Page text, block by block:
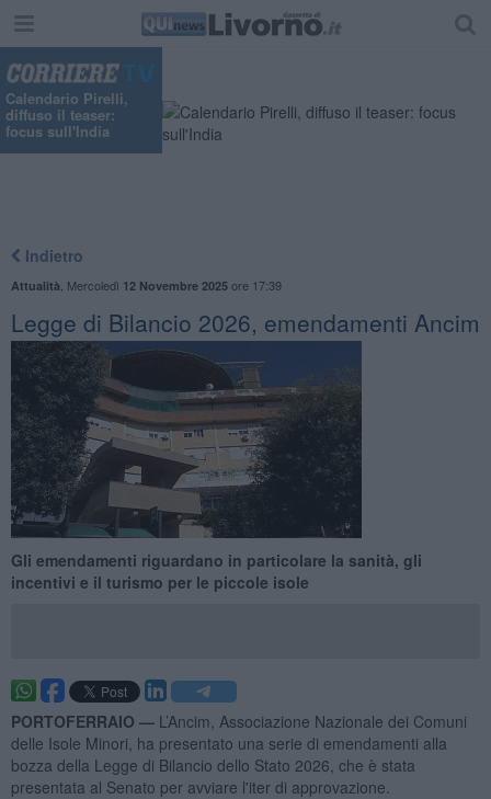
Calendario Pirelli,
diffuso il teaser:
focus sull'India
Indietro
Attualità Mercoledì 12 Novembre 2025ore 17:39
Legge di Bilancio 2026, emendamenti Ancim
Gli emendamenti riguardano in particolare la sanità, gli
incentivi e il turismo per le piccole isole
PORTOFERRAIO — L’Ancim, Associazione Nazionale dei Comuni
delle Isole Minori, ha presentato una serie di emendamenti alla
bozza della Legge di Bilancio dello Stato 2026, che è stata
presentata al Senato per avviare l'iter di approvazione.